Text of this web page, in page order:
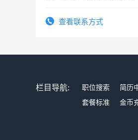
试用期1-3个月，转正后交纳五
查看联系方式
栏目导航: 职位搜索 简历
套餐标准
金币